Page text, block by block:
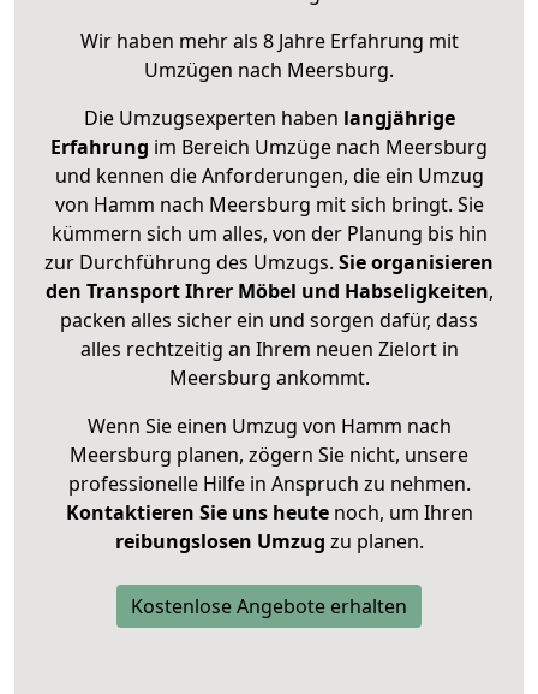
Wir haben mehr als 8 Jahre Erfahrung mit
Umzügen nach Meersburg.
Die Umzugsexperten haben langjährige
Erfahrung im Bereich Umzüge nach Meersburg
und kennen die Anforderungen, die ein Umzug
von Hamm nach Meersburg mit sich bringt. Sie
kümmern sich um alles, von der Planung bis hin
zur Durchführung des Umzugs. Sie organisieren
den Transport Ihrer Möbel und Habseligkeiten,
packen alles sicher ein und sorgen dafür, dass
alles rechtzeitig an Ihrem neuen Zielort in
Meersburg ankommt.
Wenn Sie einen Umzug von Hamm nach
Meersburg planen, zögern Sie nicht, unsere
professionelle Hilfe in Anspruch zu nehmen.
Kontaktieren Sie uns heutenoch, um Ihren
reibungslosen Umzug zu planen.
Kostenlose Angebote erhalten